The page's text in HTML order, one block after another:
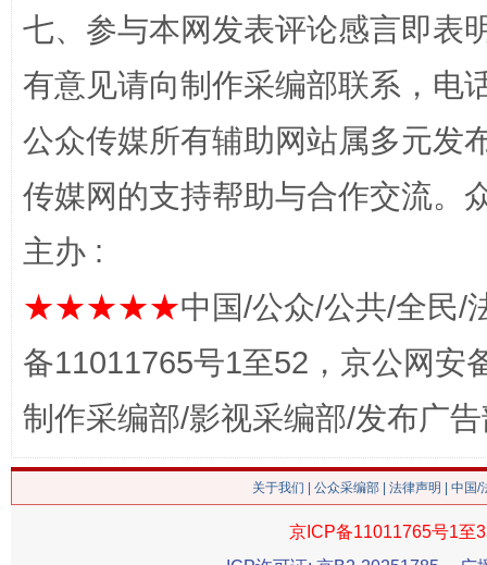
网上购药对药下症？
这是一记警钟！
七、参与本网发表评论感言即表
有意见请向制作采编部联系，电
公众传媒所有辅助网站属多元发
传媒网的支持帮助与合作交流。
主办 :
★★★★★中国/公众/公共/全民/
备11011765号1至52，京公网安
制作采编部/影视采编部/发布广
关于我们 公众采编部 法律声明 | 中国
京ICP备11011765号1至